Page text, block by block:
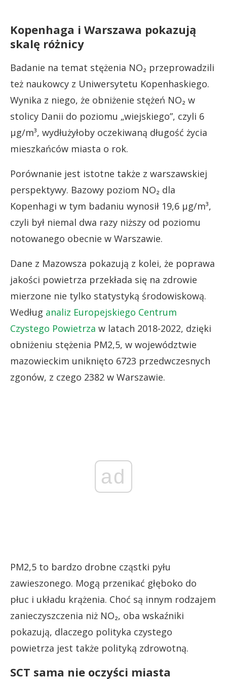
Kopenhaga i Warszawa pokazują
skalę różnicy
Badanie na temat stężenia NO₂ przeprowadzili
też naukowcy z Uniwersytetu Kopenhaskiego.
Wynika z niego, że obniżenie stężeń NO₂ w
stolicy Danii do poziomu „wiejskiego”, czyli 6
µg/m³, wydłużyłoby oczekiwaną długość życia
mieszkańców miasta o rok.
Porównanie jest istotne także z warszawskiej
perspektywy. Bazowy poziom NO₂ dla
Kopenhagi w tym badaniu wynosił 19,6 µg/m³,
czyli był niemal dwa razy niższy od poziomu
notowanego obecnie w Warszawie.
Dane z Mazowsza pokazują z kolei, że poprawa
jakości powietrza przekłada się na zdrowie
mierzone nie tylko statystyką środowiskową.
Według analiz Europejskiego Centrum
Czystego Powietrza w latach 2018-2022, dzięki
obniżeniu stężenia PM2,5, w województwie
mazowieckim uniknięto 6723 przedwczesnych
zgonów, z czego 2382 w Warszawie.
ad
PM2,5 to bardzo drobne cząstki pyłu
zawieszonego. Mogą przenikać głęboko do
płuc i układu krążenia. Choć są innym rodzajem
zanieczyszczenia niż NO₂, oba wskaźniki
pokazują, dlaczego polityka czystego
powietrza jest także polityką zdrowotną.
SCT sama nie oczyści miasta